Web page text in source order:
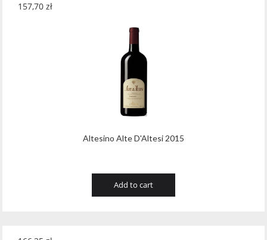
Altesino Alte D'Altesi 2015
157,70 zł
Add to cart